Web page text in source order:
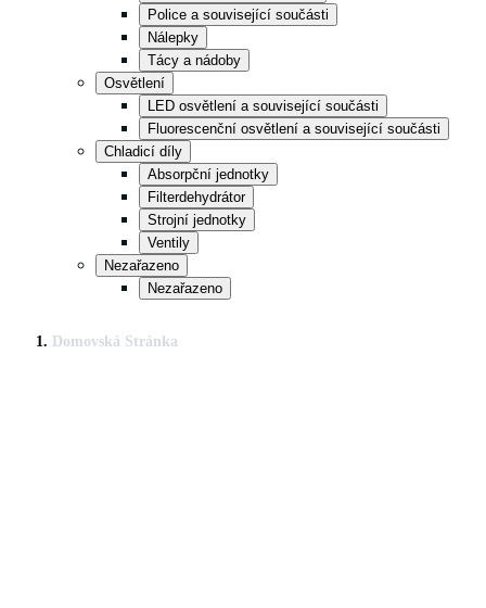
Police a související součásti
Nálepky
Tácy a nádoby
Osvětlení
LED osvětlení a související součásti
Fluorescenční osvětlení a související součásti
Chladicí díly
Absorpční jednotky
Filterdehydrátor
Strojní jednotky
Ventily
Nezařazeno
Nezařazeno
Domovská Stránka